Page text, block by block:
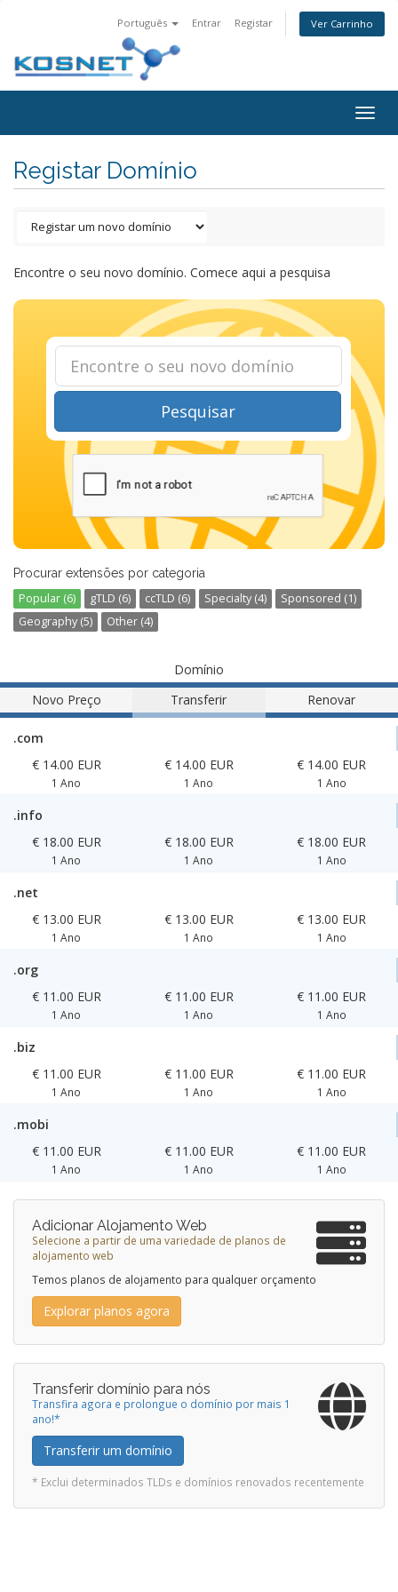
Português Entrar Registar Ver Carrinho
Registar Domínio
Encontre o seu novo domínio. Comece aqui a pesquisa
Pesquisar
Procurar extensões por categoria
Popular (6) gTLD (6) ccTLD (6) Specialty (4)
Sponsored (1)
Geography (5)
Other (4)
Domínio
Novo Preço
Transferir Renovar
.com
€ 14.00 EUR
1 Ano
€ 14.00 EUR
1 Ano
€ 14.00 EUR
1 Ano
.info
€ 18.00 EUR
1 Ano
€ 18.00 EUR
1 Ano
€ 18.00 EUR
1 Ano
.net
€ 13.00 EUR
1 Ano
€ 13.00 EUR
1 Ano
€ 13.00 EUR
1 Ano
.org
€ 11.00 EUR
1 Ano
€ 11.00 EUR
1 Ano
€ 11.00 EUR
1 Ano
.biz
€ 11.00 EUR
1 Ano
€ 11.00 EUR
1 Ano
€ 11.00 EUR
1 Ano
.mobi
€ 11.00 EUR
1 Ano
€ 11.00 EUR
1 Ano
€ 11.00 EUR
1 Ano
Adicionar Alojamento Web
Selecione a partir de uma variedade de planos de
alojamento web
Temos planos de alojamento para qualquer orçamento
Explorar planos agora
Transferir domínio para nós
Transfira agora e prolongue o domínio por mais 1
ano!*
Transferir um domínio
* Exclui determinados TLDs e domínios renovados recentemente